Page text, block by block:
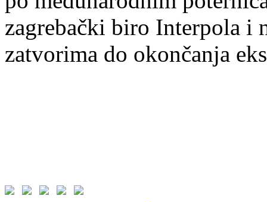
zagrebački biro Interpola i
zatvorima do okončanja